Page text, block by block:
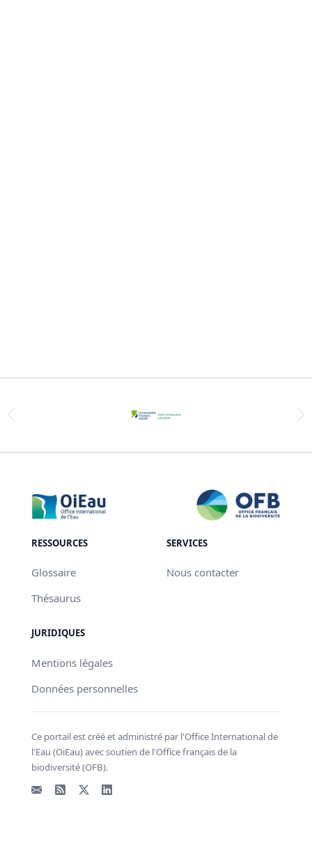
RESSOURCES
Glossaire
Thésaurus
SERVICES
Nous contacter
JURIDIQUES
Mentions légales
Données personnelles
Ce portail est créé et administré par l'Office International de
l'Eau (OiEau) avec soutien de l'Office français de la
biodiversité (OFB).